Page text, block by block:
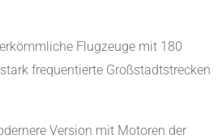
Flugzeuge mit 180
frequentierte Großstadtstrecken
Version mit Motoren der